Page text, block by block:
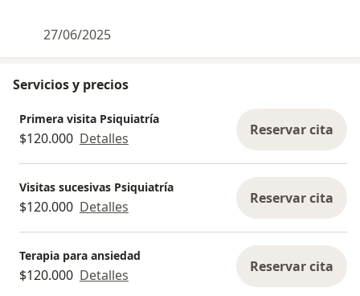
27/06/2025
Servicios y precios
Primera visita Psiquiatría
$120.000 Detalles Reservar cita
Visitas sucesivas Psiquiatría
$120.000 Detalles Reservar cita
Terapia para ansiedad
$120.000 Detalles Reservar cita